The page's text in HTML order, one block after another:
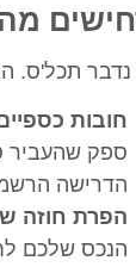
נדבר תכל'ס.
חובות
ספק שהעביר
הדרישה
הפרת חוזה
הנכס שלכם